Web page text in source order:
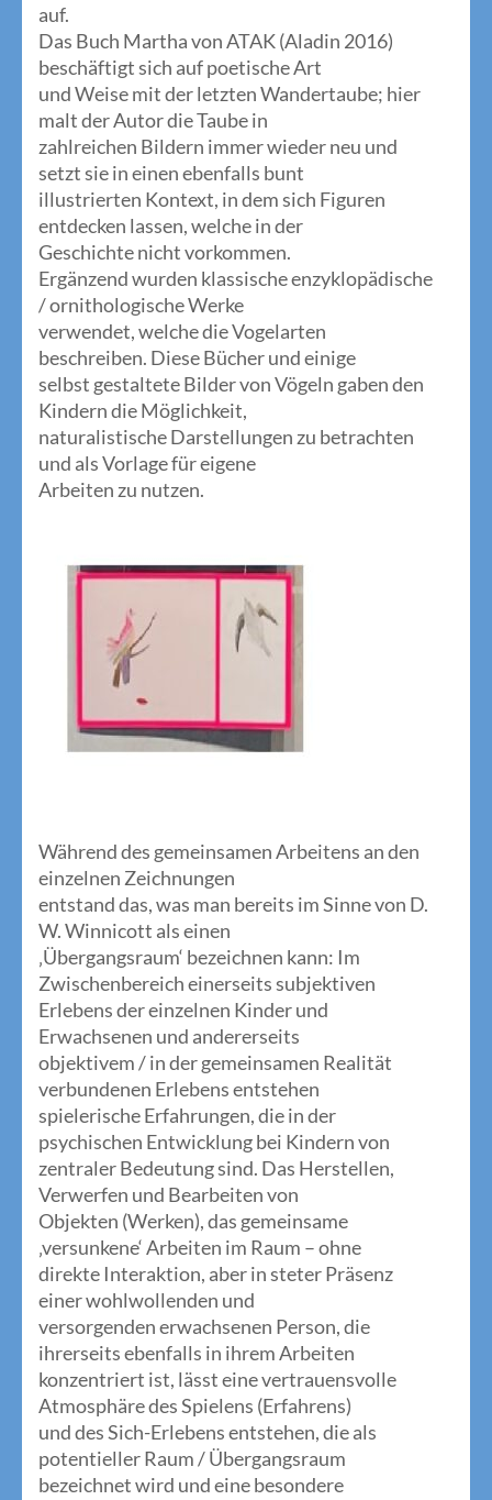
auf.
Das Buch Martha von ATAK (Aladin 2016)
beschäftigt sich auf poetische Art
und Weise mit der letzten Wandertaube; hier
malt der Autor die Taube in
zahlreichen Bildern immer wieder neu und
setzt sie in einen ebenfalls bunt
illustrierten Kontext, in dem sich Figuren
entdecken lassen, welche in der
Geschichte nicht vorkommen.
Ergänzend wurden klassische enzyklopädische
/ ornithologische Werke
verwendet, welche die Vogelarten
beschreiben. Diese Bücher und einige
selbst gestaltete Bilder von Vögeln gaben den
Kindern die Möglichkeit,
naturalistische Darstellungen zu betrachten
und als Vorlage für eigene
Arbeiten zu nutzen.
Während des gemeinsamen Arbeitens an den
einzelnen Zeichnungen
entstand das, was man bereits im Sinne von D.
W. Winnicott als einen
‚Übergangsraum‘ bezeichnen kann: Im
Zwischenbereich einerseits subjektiven
Erlebens der einzelnen Kinder und
Erwachsenen und andererseits
objektivem / in der gemeinsamen Realität
verbundenen Erlebens entstehen
spielerische Erfahrungen, die in der
psychischen Entwicklung bei Kindern von
zentraler Bedeutung sind. Das Herstellen,
Verwerfen und Bearbeiten von
Objekten (Werken), das gemeinsame
‚versunkene‘ Arbeiten im Raum – ohne
direkte Interaktion, aber in steter Präsenz
einer wohlwollenden und
versorgenden erwachsenen Person, die
ihrerseits ebenfalls in ihrem Arbeiten
konzentriert ist, lässt eine vertrauensvolle
Atmosphäre des Spielens (Erfahrens)
und des Sich-Erlebens entstehen, die als
potentieller Raum / Übergangsraum
bezeichnet wird und eine besondere